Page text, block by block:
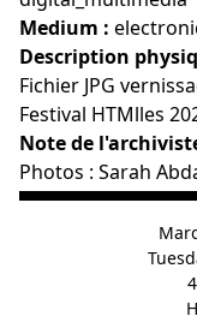
Medium :
Description
Fichier JPG
Festival HTMlles
Note de
Photos : Sarah